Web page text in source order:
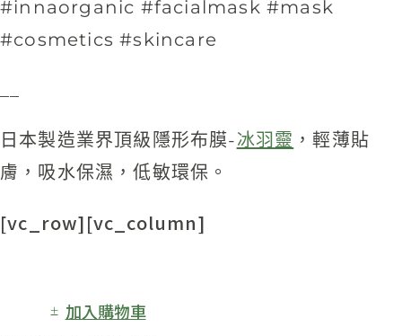
#innaorganic #facialmask #mask
#cosmetics #skincare
日本製造業界頂級隱形布膜-冰羽靈 ，輕薄貼
膚，吸水保濕，低敏環保。
[vc_row][vc_column]
加入購物車